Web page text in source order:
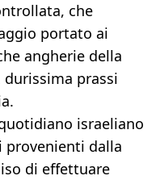
che
portato ai
angherie della
durissima prassi
israeliano
provenienti dalla
di effettuare